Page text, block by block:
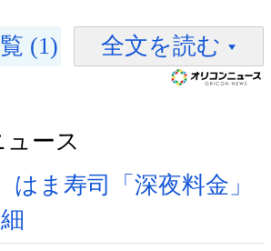
(1) 全文を読む
ース
はま寿司「深夜料金」